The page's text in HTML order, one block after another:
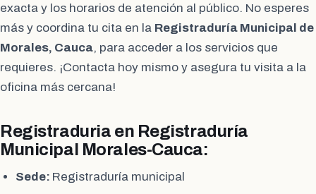
exacta y los horarios de atención al público. No esperes
más y coordina tu cita en la Registraduría Municipal de
Morales, Cauca, para acceder a los servicios que
requieres. ¡Contacta hoy mismo y asegura tu visita a la
oficina más cercana!
Registraduria en Registraduría
Municipal Morales-Cauca:
Sede: Registraduría municipal